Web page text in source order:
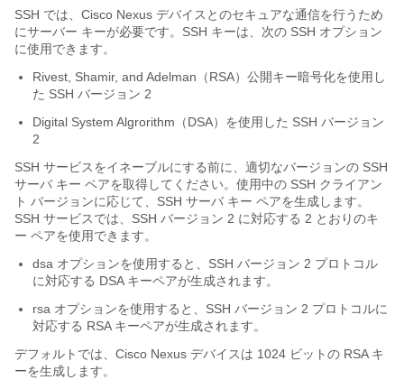
SSH では、 Cisco Nexus デバイス とのセキュアな通信を行うため
にサーバー キーが必要です。SSH キーは、次の SSH オプション
に使用できます。
Rivest, Shamir, and Adelman（RSA）公開キー暗号化を使用し
た SSH バージョン 2
Digital System Algrorithm（DSA）を使用した SSH バージョン
2
SSH サービスをイネーブルにする前に、適切なバージョンの SSH
サーバ キー ペアを取得してください。使用中の SSH クライアン
ト バージョンに応じて、SSH サーバ キー ペアを生成します。
SSH サービスでは、SSH バージョン 2 に対応する 2 とおりのキ
ー ペアを使用できます。
dsa オプションを使用すると、SSH バージョン 2 プロトコル
に対応する DSA キーペアが生成されます。
rsa オプションを使用すると、SSH バージョン 2 プロトコルに
対応する RSA キーペアが生成されます。
デフォルトでは、 Cisco Nexus デバイスは 1024 ビットの RSA キ
ーを生成します。